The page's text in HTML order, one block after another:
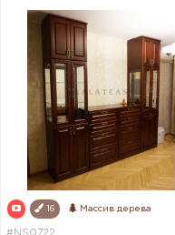
16 Массив дерева